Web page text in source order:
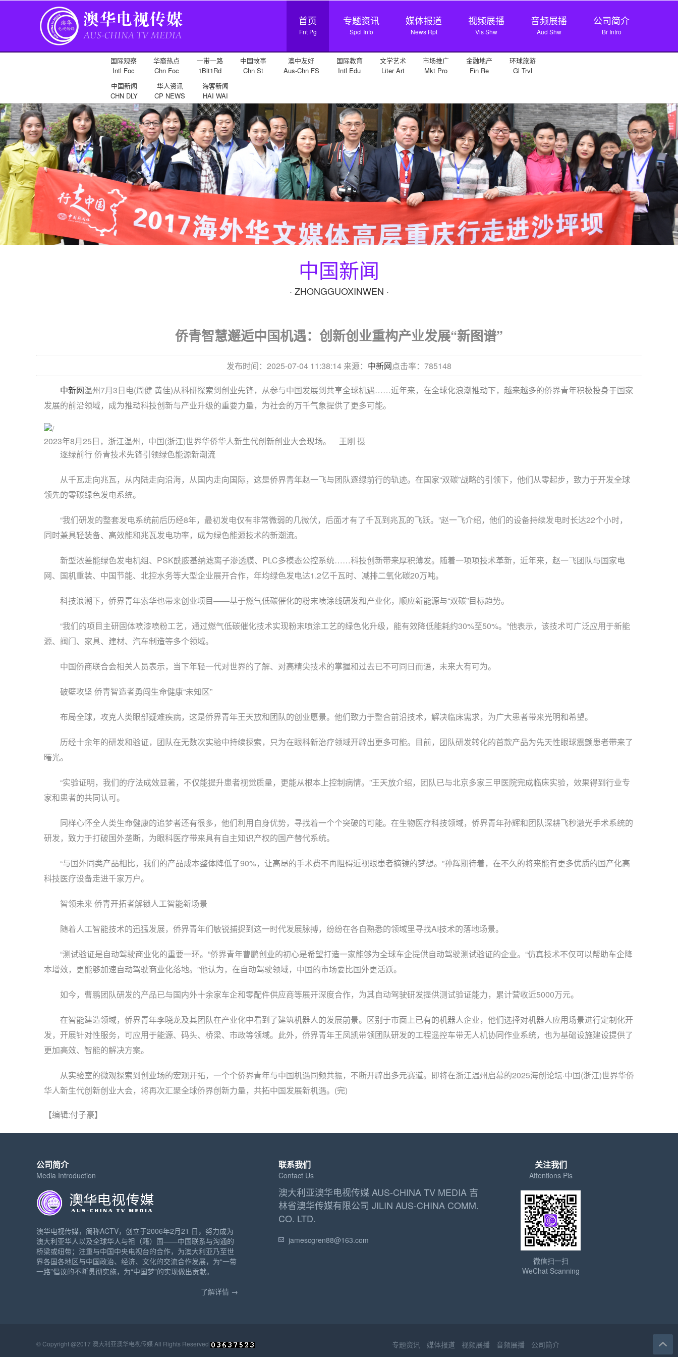
首页
Fnt Pg
专题资讯
Spcl Info
媒体报道
News Rpt
视频展播
Vis Shw
音频展播
Aud Shw
公司简介
Br Intro
国际观察
Intl Foc
华裔热点
Chn Foc
一带一路
1Blt1Rd
中国故事
Chn St
澳中友好
Aus-Chn FS
国际教育
Intl Edu
文学艺术
Liter Art
市场推广
Mkt Pro
金融地产
Fin Re
环球旅游
Gl Trvl
中国新闻
CHN DLY
华人资讯
CP NEWS
海客新闻
HAI WAI
中国新闻
· ZHONGGUOXINWEN ·
侨青智慧邂逅中国机遇：创新创业重构产业发展“新图谱”
发布时间：2025-07-04 11:38:14 来源： 中新网点击率：785148
中新网温州7月3日电(周健 黄佳)从科研探索到创业先锋，从参与中国发展到共享全球机遇……近年来，在全球化浪潮推动下，越来越多的侨界青年积极投身于国家
发展的前沿领域，成为推动科技创新与产业升级的重要力量，为社会的万千气象提供了更多可能。
2023年8月25日，浙江温州，中国(浙江)世界华侨华人新生代创新创业大会现场。 王刚 摄
逐绿前行 侨青技术先锋引领绿色能源新潮流
从千瓦走向兆瓦，从内陆走向沿海，从国内走向国际，这是侨界青年赵一飞与团队逐绿前行的轨迹。在国家“双碳”战略的引领下，他们从零起步，致力于开发全球
领先的零碳绿色发电系统。
“我们研发的整套发电系统前后历经8年，最初发电仅有非常微弱的几微伏，后面才有了千瓦到兆瓦的飞跃。”赵一飞介绍，他们的设备持续发电时长达22个小时，
同时兼具轻装备、高效能和兆瓦发电功率，成为绿色能源技术的新潮流。
新型浓差能绿色发电机组、PSK酰胺基纳滤离子渗透膜、PLC多模态公控系统……科技创新带来厚积薄发。随着一项项技术革新，近年来，赵一飞团队与国家电
网、国机重装、中国节能、北控水务等大型企业展开合作，年均绿色发电达1.2亿千瓦时、减排二氧化碳20万吨。
科技浪潮下，侨界青年索华也带来创业项目——基于燃气低碳催化的粉末喷涂线研发和产业化，顺应新能源与“双碳”目标趋势。
“我们的项目主研固体喷漆喷粉工艺，通过燃气低碳催化技术实现粉末喷涂工艺的绿色化升级，能有效降低能耗约30%至50%。”他表示，该技术可广泛应用于新能
源、阀门、家具、建材、汽车制造等多个领域。
中国侨商联合会相关人员表示，当下年轻一代对世界的了解、对高精尖技术的掌握和过去已不可同日而语，未来大有可为。
破壁攻坚 侨青智造者勇闯生命健康“未知区”
布局全球，攻克人类眼部疑难疾病，这是侨界青年王天放和团队的创业愿景。他们致力于整合前沿技术，解决临床需求，为广大患者带来光明和希望。
历经十余年的研发和验证，团队在无数次实验中持续探索，只为在眼科新治疗领域开辟出更多可能。目前，团队研发转化的首款产品为先天性眼球震颤患者带来了
曙光。
“实验证明，我们的疗法成效显著，不仅能提升患者视觉质量，更能从根本上控制病情。”王天放介绍，团队已与北京多家三甲医院完成临床实验，效果得到行业专
家和患者的共同认可。
同样心怀全人类生命健康的追梦者还有很多，他们利用自身优势，寻找着一个个突破的可能。在生物医疗科技领域，侨界青年孙辉和团队深耕飞秒激光手术系统的
研发，致力于打破国外垄断，为眼科医疗带来具有自主知识产权的国产替代系统。
“与国外同类产品相比，我们的产品成本整体降低了90%，让高昂的手术费不再阻碍近视眼患者摘镜的梦想。”孙辉期待着，在不久的将来能有更多优质的国产化高
科技医疗设备走进千家万户。
智领未来 侨青开拓者解锁人工智能新场景
随着人工智能技术的迅猛发展，侨界青年们敏锐捕捉到这一时代发展脉搏，纷纷在各自熟悉的领域里寻找AI技术的落地场景。
“测试验证是自动驾驶商业化的重要一环。”侨界青年曹鹏创业的初心是希望打造一家能够为全球车企提供自动驾驶测试验证的企业。“仿真技术不仅可以帮助车企降
本增效，更能够加速自动驾驶商业化落地。”他认为，在自动驾驶领域，中国的市场要比国外更活跃。
如今，曹鹏团队研发的产品已与国内外十余家车企和零配件供应商等展开深度合作，为其自动驾驶研发提供测试验证能力，累计营收近5000万元。
在智能建造领域，侨界青年李晓龙及其团队在产业化中看到了建筑机器人的发展前景。区别于市面上已有的机器人企业，他们选择对机器人应用场景进行定制化开
发，开展针对性服务，可应用于能源、码头、桥梁、市政等领域。此外，侨界青年王凤凯带领团队研发的工程遥控车带无人机协同作业系统，也为基础设施建设提供了
更加高效、智能的解决方案。
从实验室的微观探索到创业场的宏观开拓，一个个侨界青年与中国机遇同频共振，不断开辟出多元赛道。即将在浙江温州启幕的2025海创论坛·中国(浙江)世界华侨
华人新生代创新创业大会，将再次汇聚全球侨界创新力量，共拓中国发展新机遇。(完)
【编辑:付子豪】
公司简介
Media Introduction
澳华电视传媒，简称ACTV，创立于2006年2月21 日，努力成为
澳大利亚华人以及全球华人与祖（籍）国——中国联系与沟通的
桥梁或纽带；注重与中国中央电视台的合作，为澳大利亚乃至世
界各国各地区与中国政治、经济、文化的交流合作发展，为“一带
一路”倡议的不断贯彻实施，为“中国梦”的实现做出贡献。
了解详情 →
联系我们
Contact Us
澳大利亚澳华电视传媒 AUS-CHINA TV MEDIA 吉
林省澳华传媒有限公司 JILIN AUS-CHINA COMM.
CO. LTD.
jamescgren88@163.com
关注我们
Attentions Pls
微信扫一扫
WeChat Scanning
© Copyright @2017 澳大利亚澳华电视传媒 All Rights Reserved 专题资讯 媒体报道 视频展播 音频展播 公司简介